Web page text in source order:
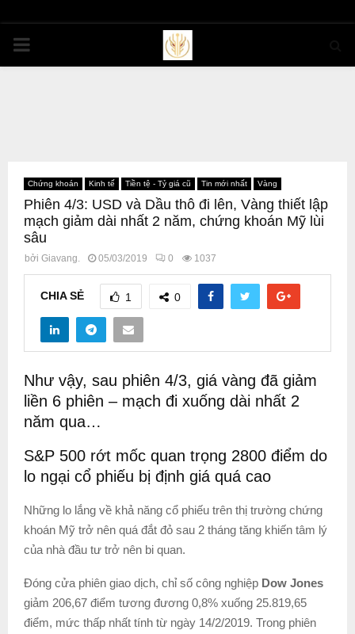
PRIMARY
Chứng khoán Kinh tế Tiền tệ - Tỷ giá cũ Tin mới nhất Vàng
Phiên 4/3: USD và Dầu thô đi lên, Vàng thiết lập
mạch giảm dài nhất 2 năm, chứng khoán Mỹ lùi
sâu
bởi Giavang. 05/03/2019 0 1037
CHIA SẺ 1 0
Như vậy, sau phiên 4/3, giá vàng đã giảm
liền 6 phiên – mạch đi xuống dài nhất 2
năm qua…
S&P 500 rớt mốc quan trọng 2800 điểm do
lo ngại cổ phiếu bị định giá quá cao
Những lo lắng về khả năng cổ phiếu trên thị trường chứng
khoán Mỹ trở nên quá đắt đỏ sau 2 tháng tăng khiến tâm lý
của nhà đầu tư trở nên bi quan.
Đóng cửa phiên giao dịch, chỉ số công nghiệp Dow Jones
giảm 206,67 điểm tương đương 0,8% xuống 25.819,65
điểm, mức thấp nhất tính từ ngày 14/2/2019. Trong phiên